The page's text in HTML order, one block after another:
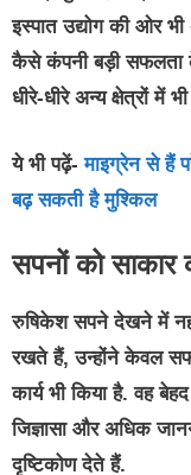
इस्पात उद्योग की ओर
कैसे कंपनी बड़ी सफलता
धीरे-धीरे अन्य क्षेत्रों में
ये भी पढ़ें-माइग्रेन से हैं
बढ़ सकती है मुश्किल
सपनों को
रुषिकेश सपने देखने में
रखते हैं, उन्होंने केवल
कार्य भी किया है. वह
जिज्ञासा और अधिक
दृष्टिकोण देते हैं.